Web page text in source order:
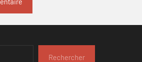
Rechercher